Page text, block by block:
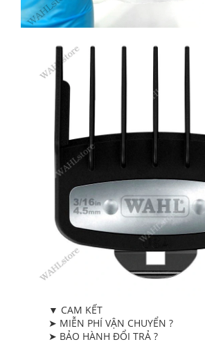
▼ CAM KẾT
➤ MIỄN PHÍ VẬN CHUYỂN ?
➤ BẢO HÀNH ĐỔI TRẢ ?